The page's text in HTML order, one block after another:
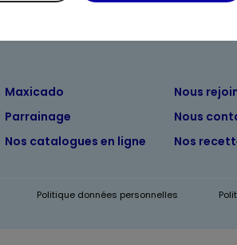
Maxicado
Parrainage
Nos catalogues en ligne
Nous
Nous
Nos
Politique données personnelles